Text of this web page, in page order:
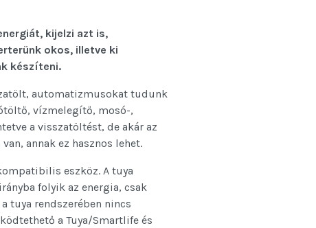
kijelzi azt is,
okos, illetve ki
készíteni.
automatizmusokat tudunk
vízmelegítő, mosó-,
a visszatöltést, de akár az
annak ez hasznos lehet.
eszköz. A tuya
folyik az energia, csak
tuya rendszerében nincs
a Tuya/Smartlife és